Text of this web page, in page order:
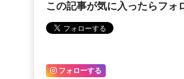
この記事が気に入ったらフォ
フォローする